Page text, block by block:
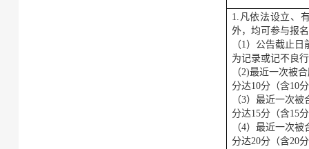
1.凡依法设立、
外，均可参与报
（1）公告截止日
为记录或记不良
（2)最近一次被
分达10分（含10
（3）最近一次被
分达15分（含15
（4）最近一次被
分达20分（含20